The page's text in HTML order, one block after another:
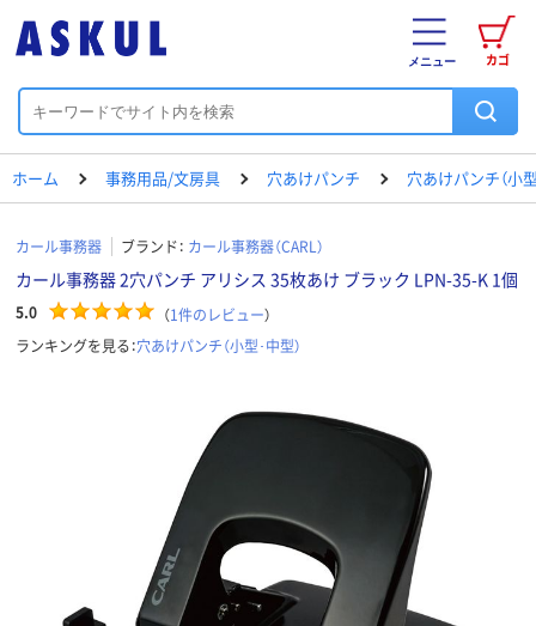
カゴ
メニュー
ホーム 事務用品/文房具 穴あけパンチ 穴あけパンチ（小
カール事務器 ブランド： カール事務器（CARL）
カール事務器 2穴パンチ アリシス 35枚あけ ブラック LPN-35-K 1個
5.0 （1件のレビュー）
ランキングを見る：穴あけパンチ（小型･中型）